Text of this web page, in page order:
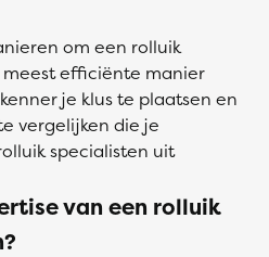
om een rolluik
efficiënte manier
je klus te plaatsen en
vergelijken die je
specialisten uit
van een rolluik